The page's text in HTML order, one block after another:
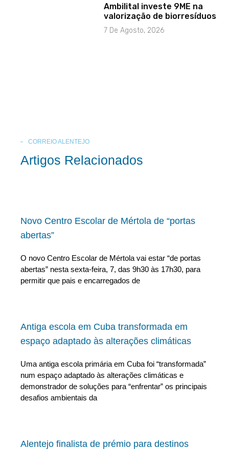
Ambilital investe 9ME na
valorização de biorresíduos
7 De Agosto, 2026
CORREIO ALENTEJO
Artigos Relacionados
Novo Centro Escolar de Mértola de “portas
abertas”
O novo Centro Escolar de Mértola vai estar “de portas
abertas” nesta sexta-feira, 7, das 9h30 às 17h30, para
permitir que pais e encarregados de
Antiga escola em Cuba transformada em
espaço adaptado às alterações climáticas
Uma antiga escola primária em Cuba foi “transformada”
num espaço adaptado às alterações climáticas e
demonstrador de soluções para “enfrentar” os principais
desafios ambientais da
Alentejo finalista de prémio para destinos